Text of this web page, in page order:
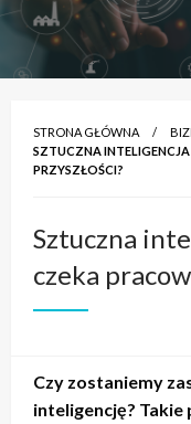
STRONA GŁÓWNA
SZTUCZNA
PRZYSZŁOŚCI?
Sztuczna
czeka
Czy zostaniemy
inteligencję?